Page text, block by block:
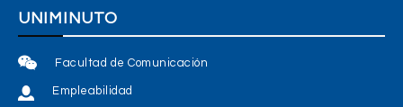
UNIMINUTO
Facultad de Comunicación
Empleabilidad